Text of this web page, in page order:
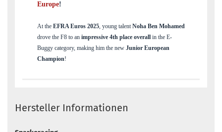
Europe!
At the EFRA Euros 2025, young talentNoha Ben Mohamed
drove the F8 to an impressive 4th place overall in the E-
Buggy category, making him the new Junior European
Champion!
Hersteller Informationen